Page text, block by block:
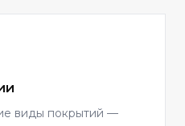
виды покрытий —